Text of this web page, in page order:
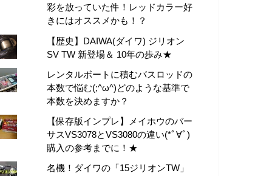
彩を放っていた件！レッドカラー好
きにはオススメかも！？
【歴史】DAIWA(ダイワ) ジリオン
SV TW 新登場＆ 10年の歩み★
レンタルボートに積むバスロッドの
本数で悩む(;^ω^)どのような基準で
本数を決めますか？
【保存版インプレ】メイホウのバー
サスVS3078とVS3080の違い(*ﾟ∀ﾟ)
購入の参考までに！★
名機！ダイワの「15ジリオンTW」